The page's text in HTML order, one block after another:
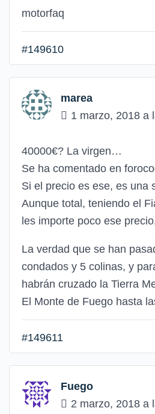
motorfaq
#149610
marea
1 marzo, 2018 a
40000€? La virgen…
Se ha comentado en
Si el precio es ese, es una
Aunque total, teniendo el
les importe poco ese
La verdad que se han
condados y 5 colinas, y
habrán cruzado la Tierra
El Monte de Fuego hasta
#149611
Fuego
2 marzo, 2018 a